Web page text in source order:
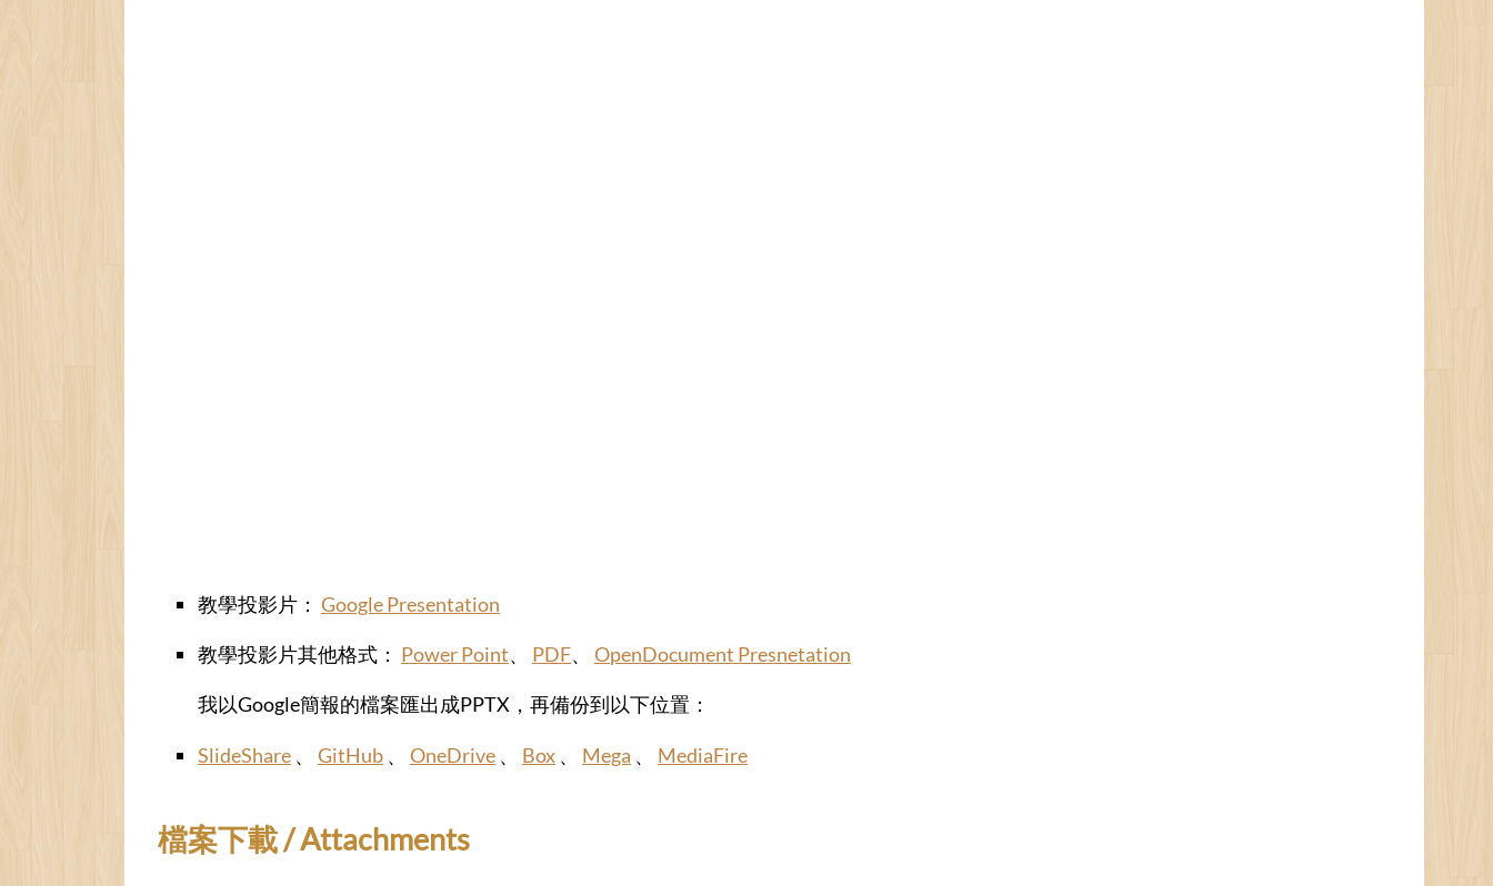
教學投影片： Google Presentation
教學投影片其他格式： Power Point、 PDF、 OpenDocument Presnetation
我以Google簡報的檔案匯出成PPTX，再備份到以下位置：
SlideShare 、 GitHub 、 OneDrive 、 Box 、 Mega 、 MediaFire
檔案下載 / Attachments